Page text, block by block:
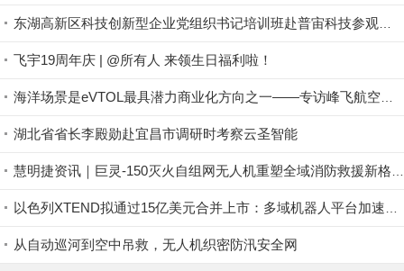
东湖高新区科技创新型企业党组织书记培训班赴普宙科技参观调研
飞宇19周年庆 | @所有人 来领生日福利啦！
海洋场景是eVTOL最具潜力商业化方向之一——专访峰飞航空谢嘉丨低空大咖谈
湖北省省长李殿勋赴宜昌市调研时考察云圣智能
慧明捷资讯｜巨灵-150灭火自组网无人机重塑全域消防救援新格局，硬核空中救险！
以色列XTEND拟通过15亿美元合并上市：多域机器人平台加速规模化
从自动巡河到空中吊救，无人机织密防汛安全网